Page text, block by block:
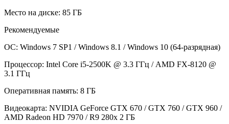
Место на диске: 85 ГБ
Рекомендуемые
ОС: Windows 7 SP1 / Windows 8.1 / Windows 10 (64-разрядная)
Процессор: Intel Core i5-2500K @ 3.3 ГГц / AMD FX-8120 @
3.1 ГГц
Оперативная память: 8 ГБ
Видеокарта: NVIDIA GeForce GTX 670 / GTX 760 / GTX 960 /
AMD Radeon HD 7970 / R9 280x 2 ГБ